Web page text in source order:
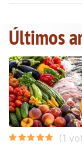
Últimos